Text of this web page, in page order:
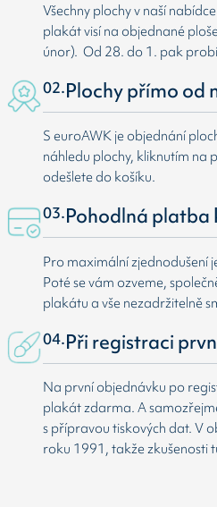
Všechny plochy v naší
plakát visí na objednané
únor). Od 28. do 1. pak
02.Plochy přímo od
S euroAWK je objednání
náhledu plochy, kliknutím na
odešlete do košíku.
03.Pohodlná platba
Pro maximální zjednodušení
Poté se vám ozveme,
plakátu a vše nezadržitelně
04.Při registraci
Na první objednávku po
plakát zdarma. A
s přípravou tiskových dat. V
roku 1991, takže zkušenosti